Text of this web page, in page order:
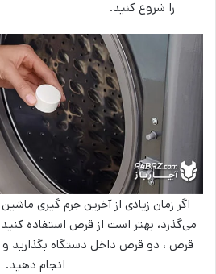
را شروع کنید.
اگر زمان زیادی از آخرین جرم گیری
می‌گذرد، بهتر است از قرص استفاده
انجام دهید.